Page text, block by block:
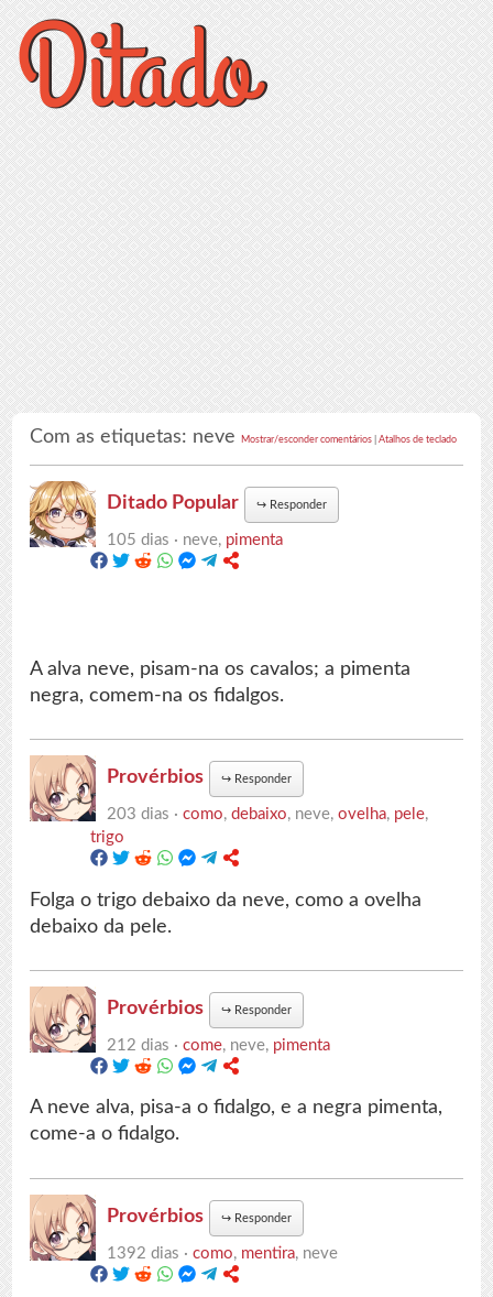
Com as etiquetas: neveMostrar/esconder comentários |Atalhos de teclado
Ditado Popular ↪ Responder
105 dias · neve, pimenta
A alva neve, pisam-na os cavalos; a pimenta
negra, comem-na os fidalgos.
Provérbios ↪ Responder
203 dias ·como,debaixo, neve,ovelha, pele,
trigo
Folga o trigo debaixo da neve, como a ovelha
debaixo da pele.
Provérbios ↪ Responder
212 dias ·come, neve, pimenta
A neve alva, pisa-a o fidalgo, e a negra pimenta,
come-a o fidalgo.
Provérbios ↪ Responder
1392 dias ·como, mentira, neve